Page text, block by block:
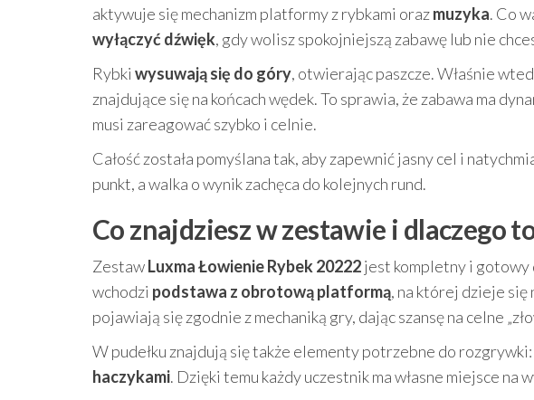
aktywuje się mechanizm platformy z rybkami orazmuzyka. Co
wyłączyć dźwięk, gdy wolisz spokojniejszą zabawę lub nie
Rybki wysuwają się do góry, otwierając paszcze. Właśnie
znajdujące się na końcach wędek. To sprawia, że zabawa ma
musi zareagować szybko i celnie.
Całość została pomyślana tak, aby zapewnić jasny cel i
punkt, a walka o wynik zachęca do kolejnych rund.
Co znajdziesz w zestawie i dlaczego
ZestawLuxma Łowienie Rybek 20222jest kompletny i gotowy
wchodzi podstawa z obrotową platformą, na której dzieje się
pojawiają się zgodnie z mechaniką gry, dając szansę na celne
W pudełku znajdują się także elementy potrzebne do rozgrywki:
haczykami. Dzięki temu każdy uczestnik ma własne miejsce